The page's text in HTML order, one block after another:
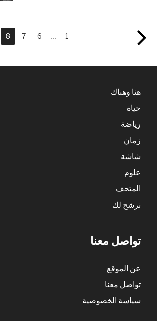
1
…
6
7
8
هنا وهناك
حياة
رياضة
زمان
شاشة
علوم
المتحف
نرشح لك
تواصل معنا
عن الموقع
تواصل معنا
سياسة الخصوصية